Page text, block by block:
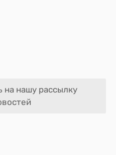
на нашу рассылку